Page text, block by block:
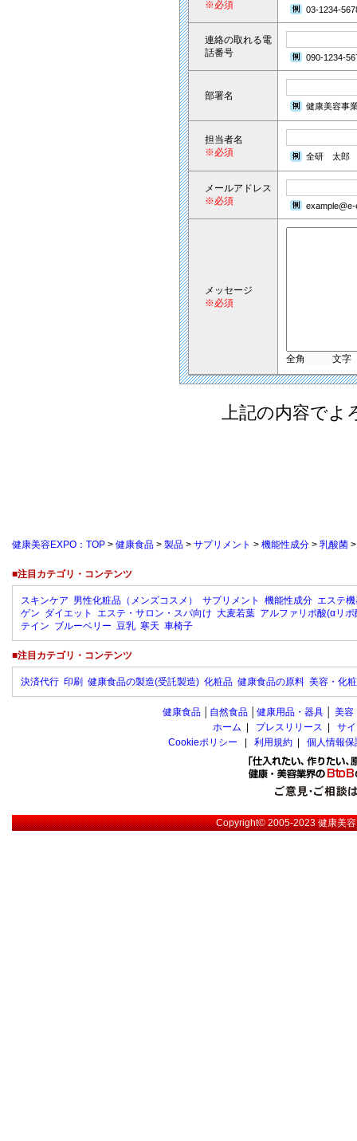
※必須 03-1234-
連絡の取れる電
話番号
090-1234-
部署名
健康美容事
担当者名
※必須
全研 太郎
メールアドレス
※必須
メッセージ
※必須
全角 文字
上記の内容でよ
健康美容EXPO：TOP > 健康食品 > 製品 > サプリメント > 機能性成分 > 乳酸菌
■注目カテゴリ・コンテンツ
スキンケア 男性化粧品（メンズコスメ） サプリメント 機能性成分 エステ
ゲン ダイエット エステ・サロン・スパ向け 大麦若葉 アルファリポ酸(αリポ
テイン ブルーベリー 豆乳 寒天 車椅子
■注目カテゴリ・コンテンツ
決済代行 印刷 健康食品の製造(受託製造) 化粧品 健康食品の原料 美容・化
健康食品 自然食品 健康用品・器具 美容
ホーム
プレスリリース
サ
Cookieポリシー
利用規約 個人情報
Copyright© 2005-2023健康美